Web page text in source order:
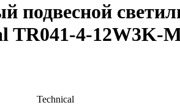
подвесной
TR041-4-12W3K-
Technical